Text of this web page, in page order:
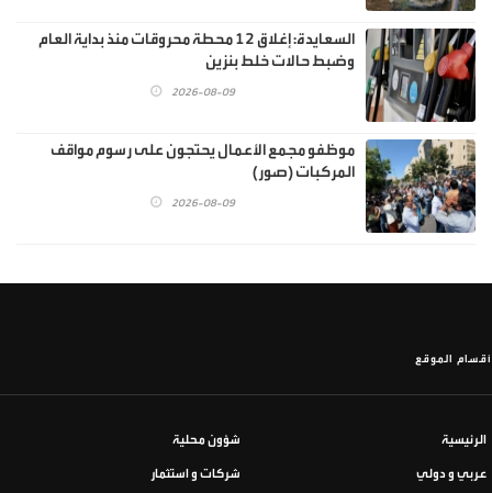
السعايدة: إغلاق 12 محطة محروقات منذ بداية العام
وضبط حالات خلط بنزين
2026-08-09
موظفو مجمع الأعمال يحتجون على رسوم مواقف
المركبات (صور)
2026-08-09
أقسام الموقع
الرئيسية شؤون محلية
عربي و دولي شركات و استثمار